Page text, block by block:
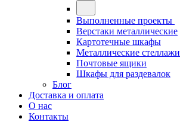
Выполненные проекты
Верстаки металлические
Картотечные шкафы
Металлические стеллажи
Почтовые ящики
Шкафы для раздевалок
Блог
Доставка и оплата
О нас
Контакты